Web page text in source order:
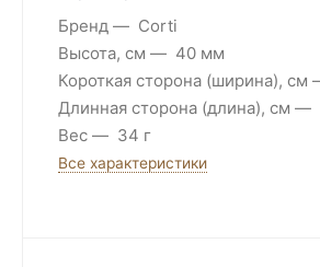
Бренд
Corti
Высота, см
40 мм
Короткая сторона (ширина), см
Длинная сторона (длина), см
Вес
34 г
Все характеристики